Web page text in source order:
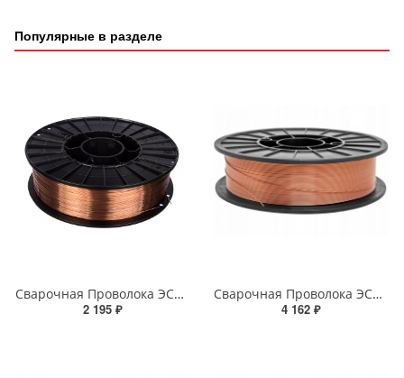
Популярные в разделе
Сварочная Проволока ЭСАБ Св-08Г2С 0,8mm 5 kg
2 195 ₽
Сварочная Проволока ЭСАБ ОК ПРО 51С 1,2мм 18 kg
4 162 ₽